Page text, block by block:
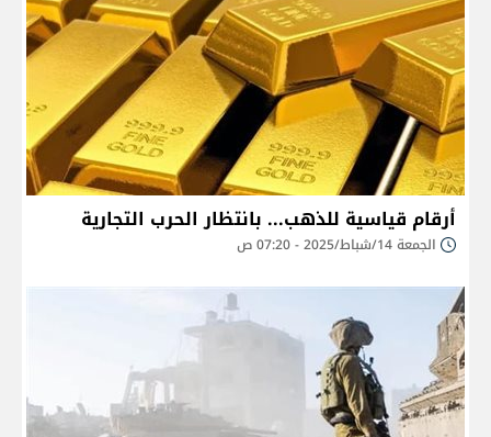
أرقام قياسية للذهب... بانتظار الحرب التجارية
الجمعة 14/شباط/2025 - 07:20 ص